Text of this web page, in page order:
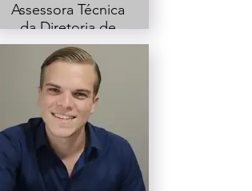
Assessora Técnica
da Diretoria de
Enfermagem HU-
UEL